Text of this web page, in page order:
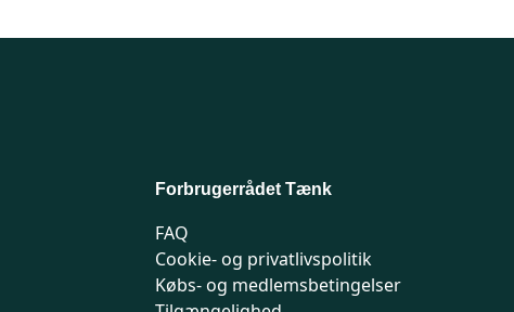
Forbrugerrådet Tænk
FAQ
Cookie- og privatlivspolitik
Købs- og medlemsbetingelser